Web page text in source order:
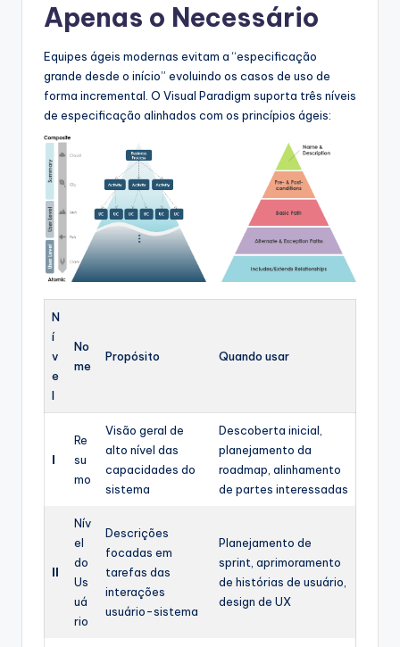
Apenas o Necessário
Equipes ágeis modernas evitam a “especificação
grande desde o início” evoluindo os casos de uso de
forma incremental. O Visual Paradigm suporta três níveis
de especificação alinhados com os princípios ágeis:
N
í
v
e
l
No
me
Propósito Quando usar
I
Re
su
mo
Visão geral de
alto nível das
capacidades do
sistema
Descoberta inicial,
planejamento da
roadmap, alinhamento
de partes interessadas
II
Nív
el
do
Us
uá
rio
Descrições
focadas em
tarefas das
interações
usuário-sistema
Planejamento de
sprint, aprimoramento
de histórias de usuário,
design de UX